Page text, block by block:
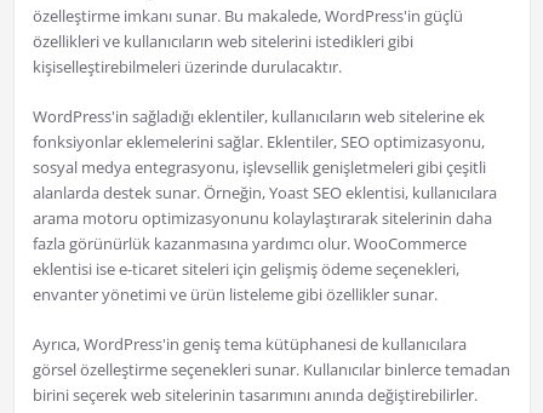
özelleştirme imkanı sunar. Bu makalede, WordPress'in güçlü
özellikleri ve kullanıcıların web sitelerini istedikleri gibi
kişiselleştirebilmeleri üzerinde durulacaktır.
WordPress'in sağladığı eklentiler, kullanıcıların web sitelerine ek
fonksiyonlar eklemelerini sağlar. Eklentiler, SEO optimizasyonu,
sosyal medya entegrasyonu, işlevsellik genişletmeleri gibi çeşitli
alanlarda destek sunar. Örneğin, Yoast SEO eklentisi, kullanıcılara
arama motoru optimizasyonunu kolaylaştırarak sitelerinin daha
fazla görünürlük kazanmasına yardımcı olur. WooCommerce
eklentisi ise e-ticaret siteleri için gelişmiş ödeme seçenekleri,
envanter yönetimi ve ürün listeleme gibi özellikler sunar.
Ayrıca, WordPress'in geniş tema kütüphanesi de kullanıcılara
görsel özelleştirme seçenekleri sunar. Kullanıcılar binlerce temadan
birini seçerek web sitelerinin tasarımını anında değiştirebilirler.